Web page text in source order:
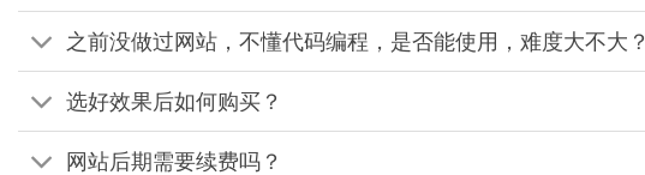
之前没做过网站，不懂代码编程，是否能使用，难度大不大？
选好效果后如何购买？
网站后期需要续费吗？